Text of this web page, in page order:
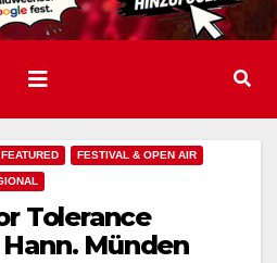
FEATURED FESTIVAL & OPEN AIR
Tolerance
Münden